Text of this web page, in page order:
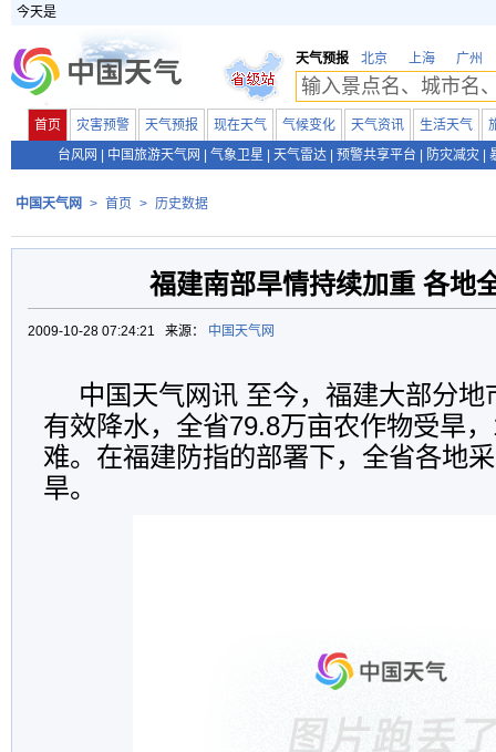
今天是
天气预报 北京 上海 广州
首页 灾害预警 天气预报 现在天气 气候变化 天气资讯 生活天气
台风网
中国旅游天气网 气象卫星 天气雷达 预警共享平台 防灾减灾
中国天气网 > 首页 > 历史数据
福建南部旱情持续加重 各地
2009-10-28 07:24:21 来源： 中国天气网
中国天气网讯 至今，福建大部分地
有效降水，全省79.8万亩农作物受旱
难。在福建防指的部署下，全省各地
旱。